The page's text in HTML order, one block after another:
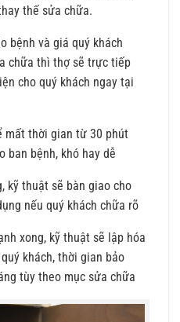
thế sửa chữa.
bệnh và giá quý khách
chữa thì thợ sẽ trực tiếp
cho quý khách ngay tại
mất thời gian từ 30 phút
ban bệnh, khó hay dễ
kỹ thuật sẽ bàn giao cho
nếu quý khách chữa rõ
xong, kỹ thuật sẽ lập hóa
khách, thời gian bảo
tùy theo mục sửa chữa